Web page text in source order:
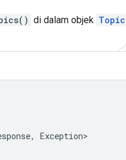
di dalam objek
, Exception